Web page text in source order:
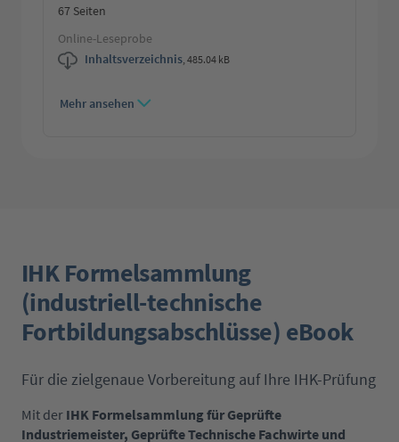
67 Seiten
Online-Leseprobe
Inhaltsverzeichnis, 485.04 kB
Mehr ansehen
IHK Formelsammlung
(industriell-technische
Fortbildungsabschlüsse) eBook
Für die zielgenaue Vorbereitung auf Ihre IHK-Prüfung
Mit der IHK Formelsammlung für Geprüfte
Industriemeister, Geprüfte Technische Fachwirte und